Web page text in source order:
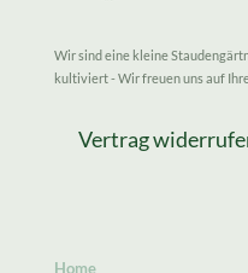
Wir sind eine kleine
kultiviert - Wir freuen uns auf
Vertrag
Home